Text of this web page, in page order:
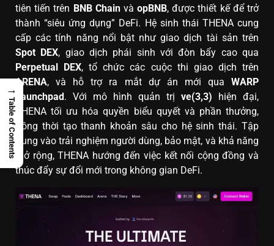
tiên tiến trên BNB ChainvàopBNB, được thiết kế để trở
thành “siêu ứng dụng” DeFi. Hệ sinh thái THENA cung
cấp các tính năng nổi bật như giao dịch tài sản trên
Spot DEX, giao dịch phái sinh với đòn bẩy cao qua
Perpetual DEX, tổ chức các cuộc thi giao dịch trên
ARENA, và hỗ trợ ra mắt dự án mới qua WARP
Launchpad. Với mô hình quản trị ve(3,3) hiện đại,
THENA tối ưu hóa quyền biểu quyết và phần thưởng,
đồng thời tạo thanh khoản sâu cho hệ sinh thái. Tập
trung vào trải nghiệm người dùng, bảo mật, và khả năng
mở rộng, THENA hướng đến việc kết nối cộng đồng và
thúc đẩy sự đổi mới trong không gian DeFi.
→
Table of Contents